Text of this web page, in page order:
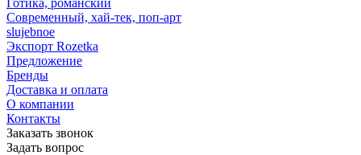
Готика, романский
Современный, хай-тек, поп-арт
slujebnoe
Экспорт Rozetka
Предложение
Бренды
Доставка и оплата
О компании
Контакты
Заказать звонок
Задать вопрос